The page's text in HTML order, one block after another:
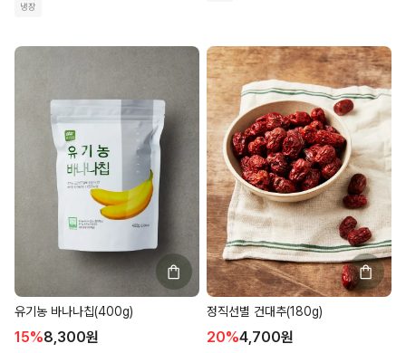
냉장
유기농 바나나칩(400g)
15%8,300원
정직선별 건대추(180g)
20%4,700원